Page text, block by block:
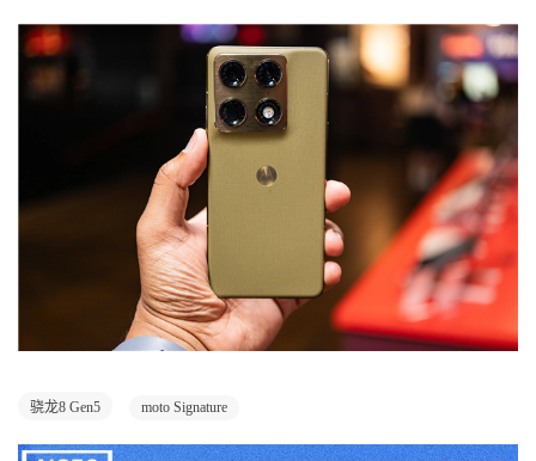
骁龙8 Gen5 moto Signature